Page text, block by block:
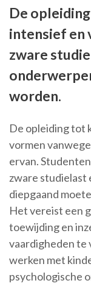
De
intensief en
zware
worden.
De opleiding tot
vormen
ervan.
zware studielast
diepgaand
Het vereist een
toewijding en
vaardigheden
werken met
psychologische